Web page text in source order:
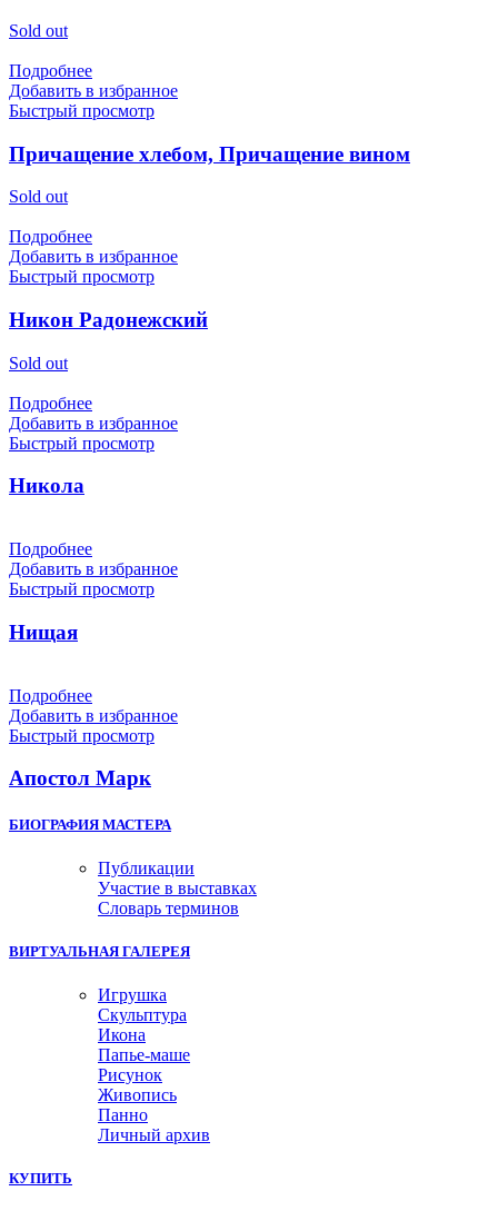
Sold out
Подробнее
Добавить в избранное
Быстрый просмотр
Причащение хлебом, Причащение вином
Sold out
Подробнее
Добавить в избранное
Быстрый просмотр
Никон Радонежский
Sold out
Подробнее
Добавить в избранное
Быстрый просмотр
Никола
Подробнее
Добавить в избранное
Быстрый просмотр
Нищая
Подробнее
Добавить в избранное
Быстрый просмотр
Апостол Марк
БИОГРАФИЯ МАСТЕРА
Публикации
Участие в выставках
Словарь терминов
ВИРТУАЛЬНАЯ ГАЛЕРЕЯ
Игрушка
Скульптура
Икона
Папье-маше
Рисунок
Живопись
Панно
Личный архив
КУПИТЬ